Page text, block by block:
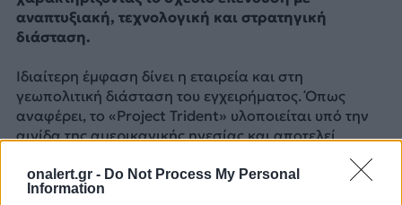
onalert.gr - Do Not Process My Personal
Information
αναπτυξιακή, τεχνολογική και στρατηγική
διάσταση.
Ιδιαίτερη έμφαση δίνει η εταιρεία και στη
γεωπολιτική διάσταση του εγχειρήματος. Όπως
αναφέρει, το «Project Trident» υλοποιείται υπό την
αιγίδα της αμερικανικής ηγεσίας και αποτελεί
έμπρακτη έκφραση του οράματος της κυβέρνησης
Τραμπ για την ανοικοδόμηση των στρατηγικών
βιομηχανικών δικτύων της Δύσης.